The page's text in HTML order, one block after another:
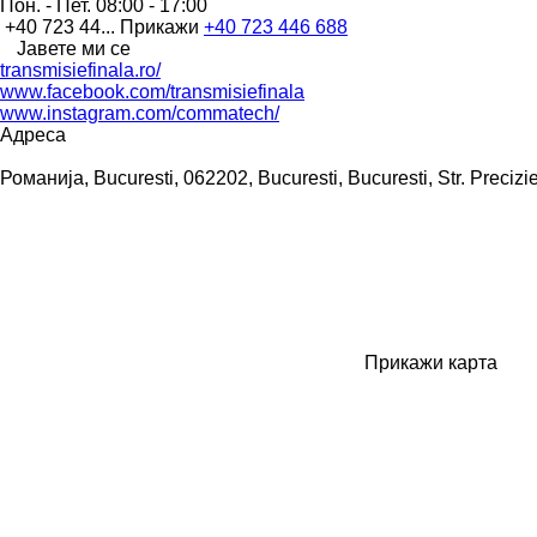
Пон. - Пет. 08:00 - 17:00
+40 723 44... Прикажи +40 723 446 688
Јавете ми се
transmisiefinala.ro/
www.facebook.com/transmisiefinala
www.instagram.com/commatech/
Адреса
Романија, Bucuresti, 062202, Bucuresti, Bucuresti, Str.
Прикажи карта